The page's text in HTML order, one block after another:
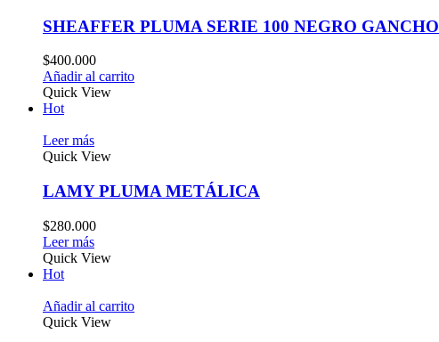
SHEAFFER PLUMA SERIE 100 NEGRO
$400.000
Añadir al carrito
Quick View
Hot
Leer más
Quick View
LAMY PLUMA METÁLICA
$280.000
Leer más
Quick View
Hot
Añadir al carrito
Quick View